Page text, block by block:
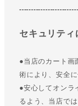
セキュリティ
●当店のカート画
術により、安全
●安心してオンラ
るよう、当店で